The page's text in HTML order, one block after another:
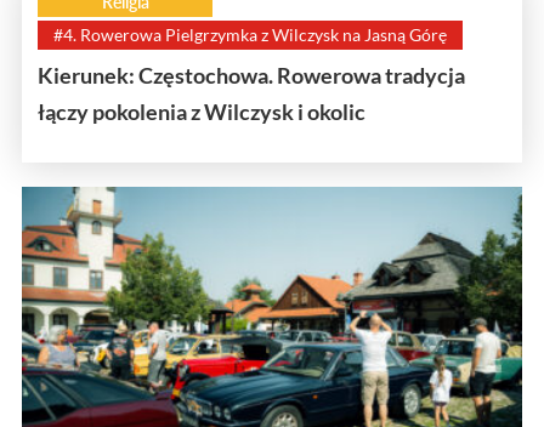
#4. Rowerowa Pielgrzymka z Wilczysk na Jasną Górę
Kierunek: Częstochowa. Rowerowa tradycja
łączy pokolenia z Wilczysk i okolic